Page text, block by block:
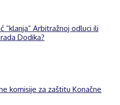
“klanja” Arbitražnoj odluci ili
Dodika?
komisije za zaštitu Konačne